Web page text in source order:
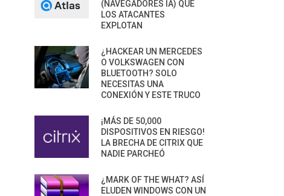
(NAVEGADORES IA) QUE
LOS ATACANTES
EXPLOTAN
¿HACKEAR UN MERCEDES
O VOLKSWAGEN CON
BLUETOOTH? SOLO
NECESITAS UNA
CONEXIÓN Y ESTE TRUCO
¡MÁS DE 50,000
DISPOSITIVOS EN RIESGO!
LA BRECHA DE CITRIX QUE
NADIE PARCHEÓ
¿MARK OF THE WHAT? ASÍ
ELUDEN WINDOWS CON UN